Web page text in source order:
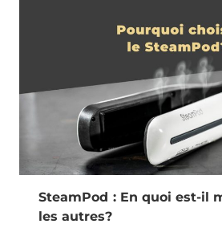
SteamPod : En quoi est-il
les autres?